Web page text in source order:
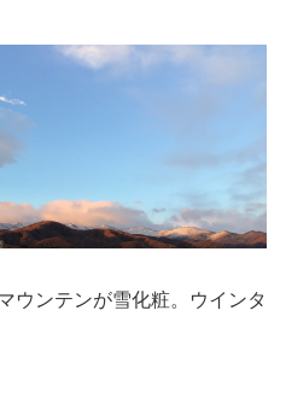
ウンテンが雪化粧。ウインタ